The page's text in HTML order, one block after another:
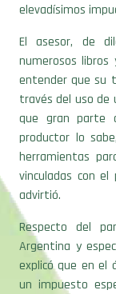
elevadísimos
El asesor, de
numerosos
entender que su
través del uso de
que gran parte
productor lo
herramientas
vinculadas con el
advirtió.
Respecto del
Argentina y
explicó que en el
un impuesto